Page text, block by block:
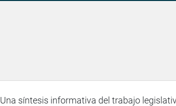
Una síntesis informativa del trabajo